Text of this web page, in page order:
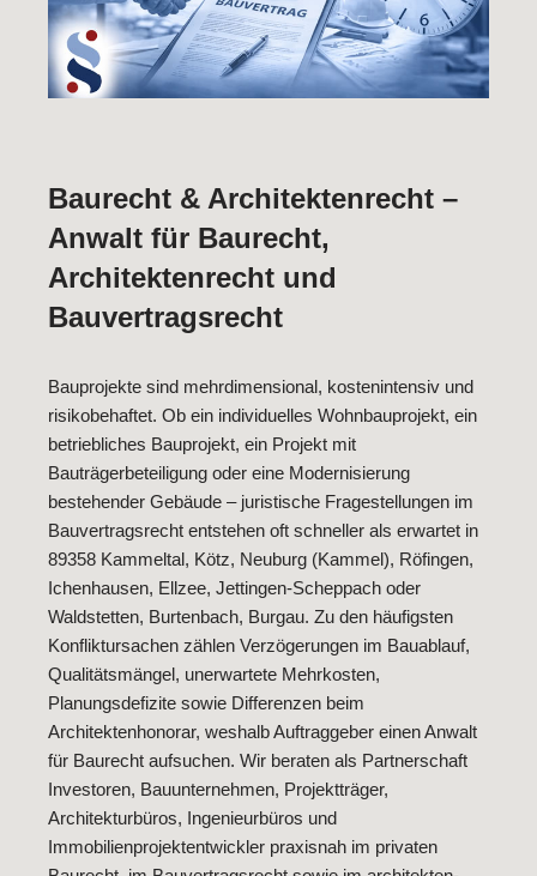
Baurecht & Architektenrecht –
Anwalt für Baurecht,
Architektenrecht und
Bauvertragsrecht
Bauprojekte sind mehrdimensional, kostenintensiv und
risikobehaftet. Ob ein individuelles Wohnbauprojekt, ein
betriebliches Bauprojekt, ein Projekt mit
Bauträgerbeteiligung oder eine Modernisierung
bestehender Gebäude – juristische Fragestellungen im
Bauvertragsrecht entstehen oft schneller als erwartet in
89358 Kammeltal, Kötz, Neuburg (Kammel), Röfingen,
Ichenhausen, Ellzee, Jettingen-Scheppach oder
Waldstetten, Burtenbach, Burgau. Zu den häufigsten
Konfliktursachen zählen Verzögerungen im Bauablauf,
Qualitätsmängel, unerwartete Mehrkosten,
Planungsdefizite sowie Differenzen beim
Architektenhonorar, weshalb Auftraggeber einen Anwalt
für Baurecht aufsuchen. Wir beraten als Partnerschaft
Investoren, Bauunternehmen, Projektträger,
Architekturbüros, Ingenieurbüros und
Immobilienprojektentwickler praxisnah im privaten